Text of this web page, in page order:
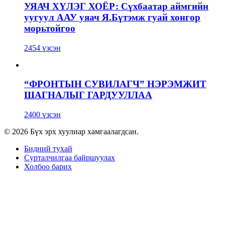
УЯАЧ ХҮЛЭГ ХОЁР: Сүхбаатар аймгийн
уугуул ААУ уяач Я.Бүтэмж гуай хонгор
морьтойгоо
2454 үзсэн
“ФРОНТЫН СУВИЛАГЧ” НЭРЭМЖИТ
ШАГНАЛЫГ ГАРДУУЛЛАА
2400 үзсэн
© 2026 Бүх эрх хуулиар хамгаалагдсан.
Бидний тухай
Сурталчилгаа байршуулах
Холбоо барих